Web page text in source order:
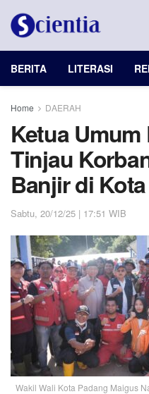
BERITA LITERASI
Home DAERAH
Ketua
Tinjau
Banjir di
Sabtu, 20/12/25 | 17:51 WIB
Wakil Wali Kota Padang Maigus